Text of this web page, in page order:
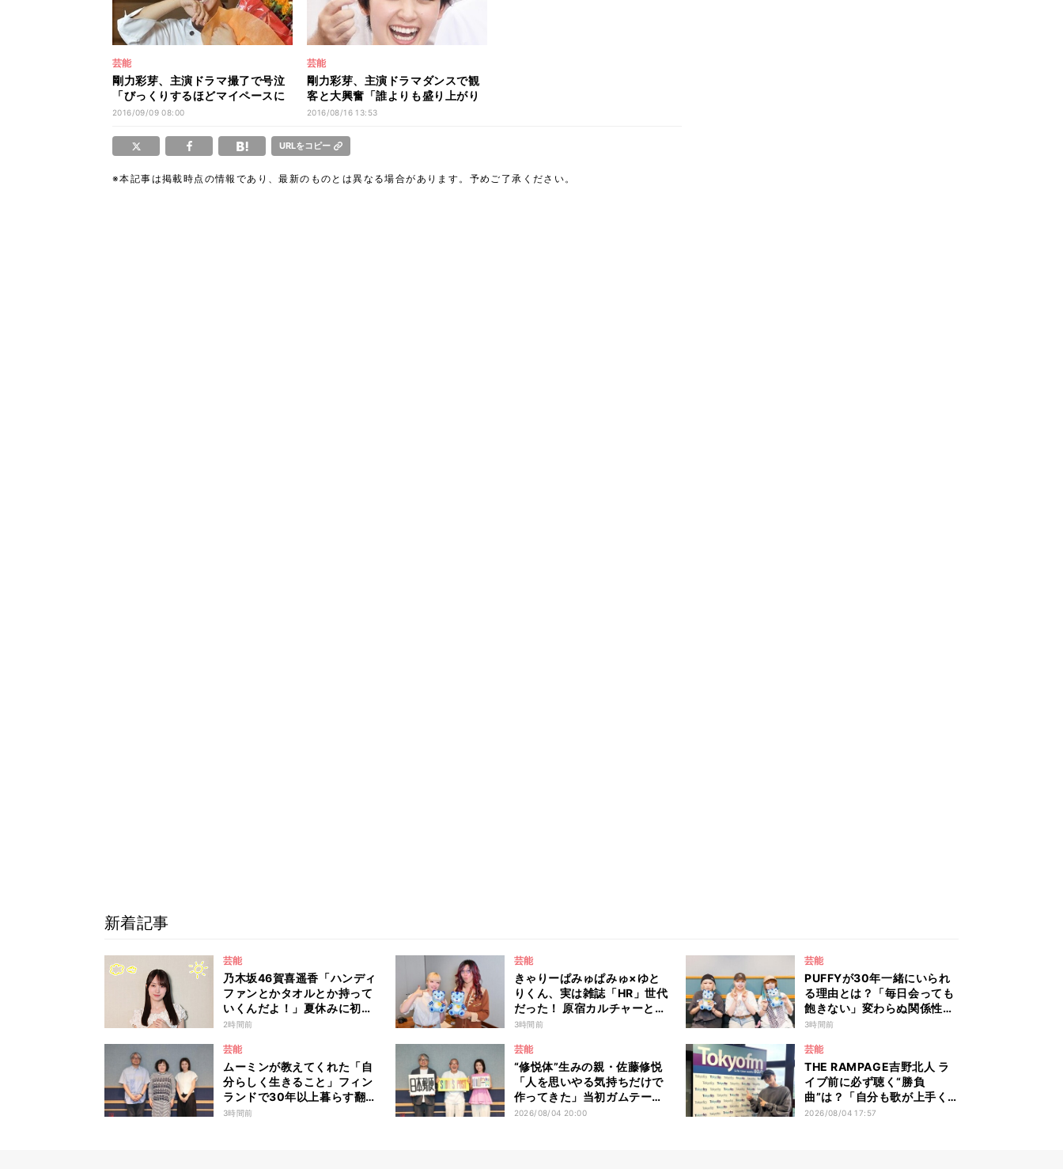
芸能
剛力彩芽、主演ドラマ撮了で号泣
「びっくりするほどマイペースに
できた」
2016/09/09 08:00
芸能
剛力彩芽、主演ドラマダンスで観
客と大興奮「誰よりも盛り上がり
ました!」
2016/08/16 13:53
URLをコピー
※本記事は掲載時点の情報であり、最新のものとは異なる場合があります。予めご了承ください。
新着記事
芸能
乃木坂46賀喜遥香「ハンディ
ファンとかタオルとか持って
いくんだよ！」夏休みに初め
て東京旅行するリスナーに全
2時間前
芸能
きゃりーぱみゅぱみゅ×ゆと
りくん、実は雑誌「HR」世代
だった！ 原宿カルチャーと古
着愛を語り尽くす
3時間前
芸能
PUFFYが30年一緒にいられ
る理由とは？「毎日会っても
飽きない」変わらぬ関係性を
語る
3時間前
芸能
ムーミンが教えてくれた「自
分らしく生きること」フィン
ランドで30年以上暮らす翻訳
家・森下圭子が語る人生のヒ
3時間前
芸能
“修悦体”生みの親・佐藤修悦
「人を思いやる気持ちだけで
作ってきた」当初ガムテープ
文字は「怒られる覚悟」で始
2026/08/04 20:00
芸能
THE RAMPAGE吉野北人 ラ
イブ前に必ず聴く“勝負
曲”は？「自分も歌が上手く
なった気持ちになれる」“夏
2026/08/04 17:57